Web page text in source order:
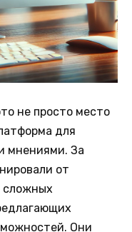
не просто место
для
мнениями. За
от
сложных
Они